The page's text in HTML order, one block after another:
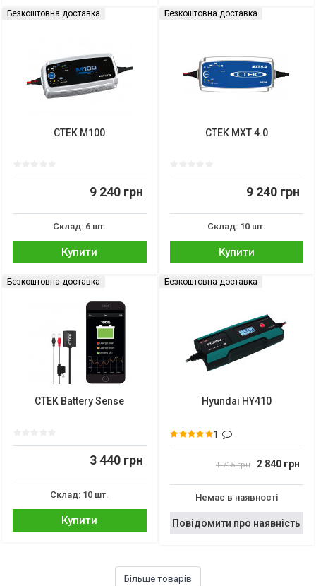
Безкоштовна доставка
CTEK M100
9 240 грн
Склад: 6 шт.
Купити
Безкоштовна доставка
CTEK MXT 4.0
9 240 грн
Склад: 10 шт.
Купити
Безкоштовна доставка
CTEK Battery Sense
3 440 грн
Склад: 10 шт.
Купити
Безкоштовна доставка
Hyundai HY410
1
1 715 грн 2 840 грн
Немає в наявності
Повідомити про наявність
Більше товарів